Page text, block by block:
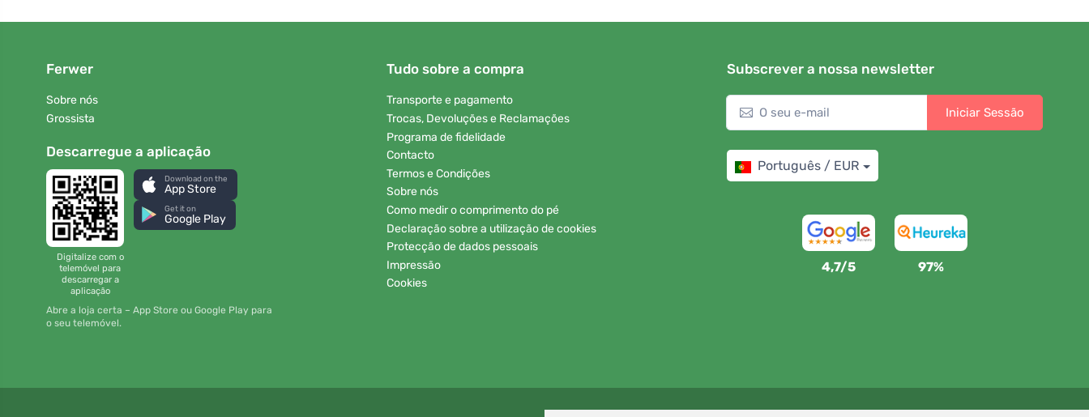
Ferwer
Sobre nós
Grossista
Descarregue a aplicação
Digitalize com o
telemóvel para
descarregar a
aplicação
Download on the
App Store
Get it on
Google Play
Abre a loja certa – App Store ou Google Play para
o seu telemóvel.
Tudo sobre a compra
Transporte e pagamento
Trocas, Devoluções e Reclamações
Programa de fidelidade
Contacto
Termos e Condições
Sobre nós
Como medir o comprimento do pé
Declaração sobre a utilização de cookies
Protecção de dados pessoais
Impressão
Cookies
Subscrever a nossa newsletter
Iniciar Sessão
Português / EUR
4,7/5 97%